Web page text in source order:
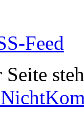
Feed